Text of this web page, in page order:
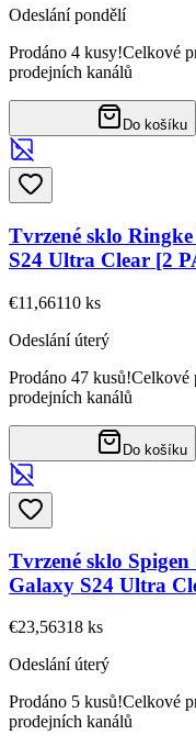
Odeslání pondělí
Prodáno 4 kusy!Celkové
prodejních kanálů
Do košíku
Tvrzené sklo
S24 Ultra Clear [2
€11,66110 ks
Odeslání úterý
Prodáno 47 kusů!Celkové
prodejních kanálů
Do košíku
Tvrzené sklo
Galaxy S24 Ultra
€23,56318 ks
Odeslání úterý
Prodáno 5 kusů!Celkové
prodejních kanálů